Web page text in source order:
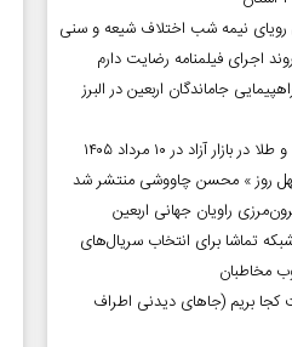
نیمه شب اختلاف شیعه و سنی
اجرای فیلمنامه رضایت دارم
جاماندگان اربعین در البرز
آزاد در ۱۰ مرداد ۱۴۰۵
روز » محسن چاووشی منتشر شد
راویان جهانی اربعین
تماشا برای انتخاب سریال‌های
مخاطبان
بریم (جاهای دیدنی اطراف